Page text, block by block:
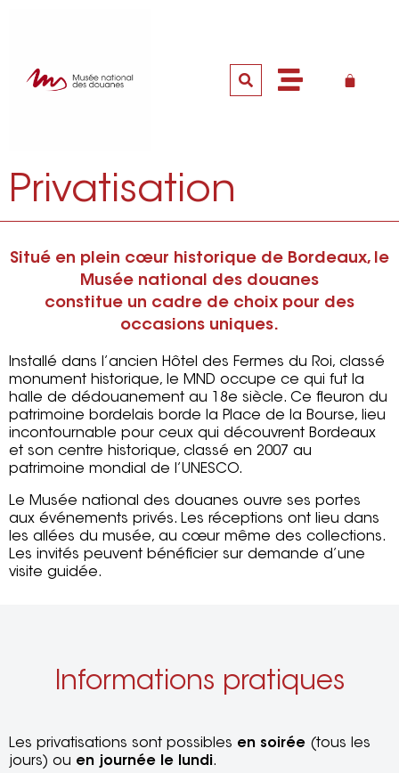
Privatisation
Situé en plein cœur historique de Bordeaux, le
Musée national des douanes
constitue un cadre de choix pour des
occasions uniques.
Installé dans l’ancien Hôtel des Fermes du Roi, classé
monument historique, le MND occupe ce qui fut la
halle de dédouanement au 18e siècle. Ce fleuron du
patrimoine bordelais borde la Place de la Bourse, lieu
incontournable pour ceux qui découvrent Bordeaux
et son centre historique, classé en 2007 au
patrimoine mondial de l’UNESCO.
Le Musée national des douanes ouvre ses portes
aux événements privés. Les réceptions ont lieu dans
les allées du musée, au cœur même des collections.
Les invités peuvent bénéficier sur demande d’une
visite guidée.
Informations pratiques
Les privatisations sont possibles en soirée (tous les
jours) ou en journée le lundi.